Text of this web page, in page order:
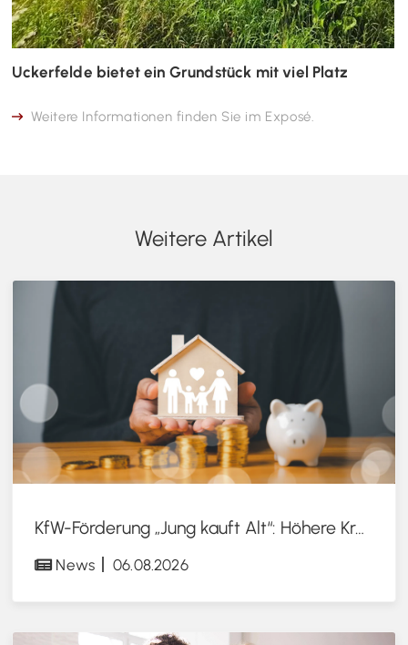
Uckerfelde bietet ein Grundstück mit viel Platz
Weitere Informationen finden Sie im Exposé.
Weitere Artikel
KfW-Förderung „Jung kauft Alt“: Höhere Kredite ab August 2026
News 06.08.2026